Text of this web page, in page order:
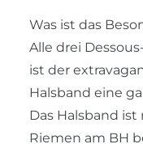
Was ist das
Alle drei
ist der
Halsband eine
Das Halsband
Riemen am BH